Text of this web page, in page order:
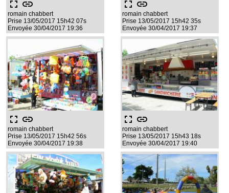
fullscreen link
romain chabbert
Prise 13/05/2017 15h42 07s
Envoyée 30/04/2017 19:36
fullscreen link
romain chabbert
Prise 13/05/2017 15h42 35s
Envoyée 30/04/2017 19:37
fullscreen link
romain chabbert
Prise 13/05/2017 15h42 56s
Envoyée 30/04/2017 19:38
fullscreen link
romain chabbert
Prise 13/05/2017 15h43 18s
Envoyée 30/04/2017 19:40